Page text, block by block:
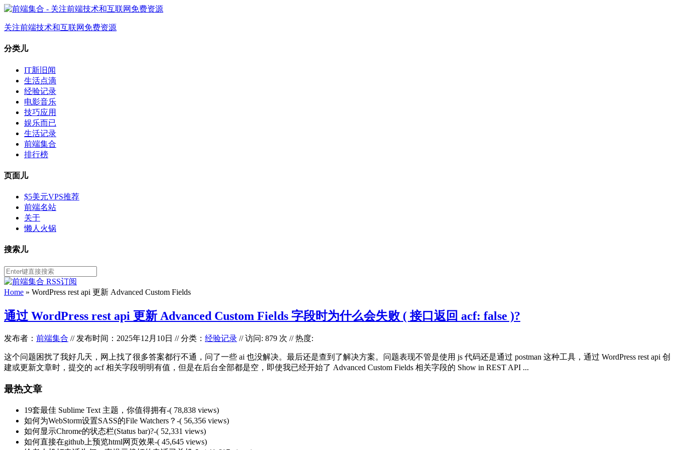
关注前端技术和互联网免费资源
分类儿
IT新旧闻
生活点滴
经验记录
电影音乐
技巧应用
娱乐而已
生活记录
前端集合
排行榜
页面儿
$5美元VPS推荐
前端名站
关于
懒人火锅
搜索儿
Home » WordPress rest api 更新 Advanced Custom Fields
通过 WordPress rest api 更新 Advanced Custom Fields 字段时为什么会失败 ( 接口返回 acf: false )?
发布者： 前端集合 //发布时间：2025年12月10日 //分类： 经验记录 // 访问: 879 次 // 热度:
这个问题困扰了我好几天，网上找了很多答案都行不通，问了一些 ai 也没解决。最后还是查到了解决方案。问题表现不管是使用 js 代码还是通过 postman 这种工具，通过 WordPress rest api 创
建或更新文章时，提交的 acf 相关字段明明有值，但是在后台全部都是空，即使我已经开始了 Advanced Custom Fields 相关字段的 Show in REST API ...
最热文章
19套最佳 Sublime Text 主题，你值得拥有-( 78,838 views)
如何为WebStorm设置SASS的File Watchers？ -( 56,356 views)
如何显示Chrome的状态栏(Status bar)?-( 52,331 views)
如何直接在github上预览html网页效果-( 45,645 views)